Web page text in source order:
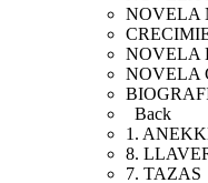
NOVELA
NOVELA
NOVELA
Back
1.
8.
7. TAZAS